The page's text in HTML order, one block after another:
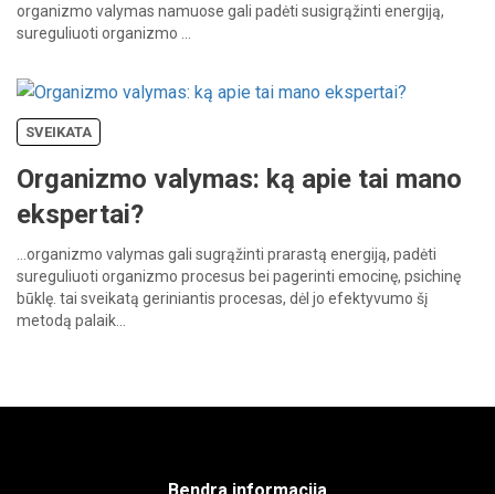
organizmo valymas namuose gali padėti susigrąžinti energiją,
sureguliuoti organizmo
SVEIKATA
Organizmo valymas: ką apie tai mano
ekspertai?
…organizmo valymas gali sugrąžinti prarastą energiją, padėti
sureguliuoti organizmo procesus bei pagerinti emocinę, psichinę
būklę. tai sveikatą geriniantis procesas, dėl jo efektyvumo šį
metodą palaik…
Bendra informacija